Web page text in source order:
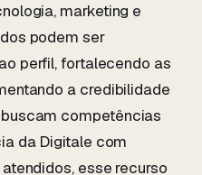
marketing e
podem ser
perfil, fortalecendo as
a credibilidade
competências
da Digitale com
esse recurso